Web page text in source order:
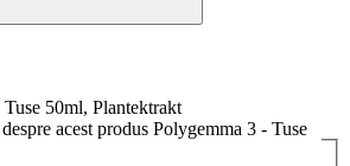
50ml, Plantektrakt
acest produs Polygemma 3 - Tuse